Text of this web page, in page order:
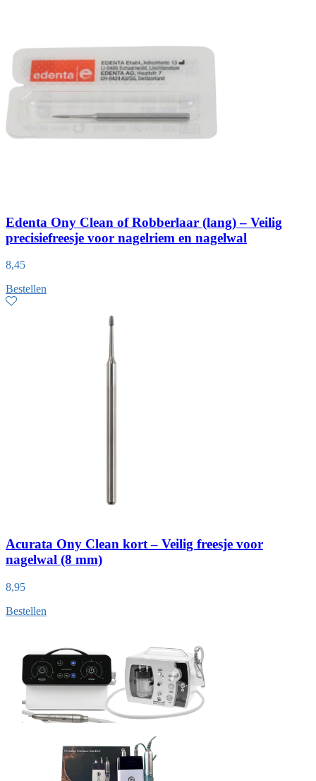
Edenta Ony Clean of Robberlaar (lang) – Veilig
precisiefreesje voor nagelriem en nagelwal
8,45
Bestellen
Acurata Ony Clean kort – Veilig freesje voor
nagelwal (8 mm)
8,95
Bestellen